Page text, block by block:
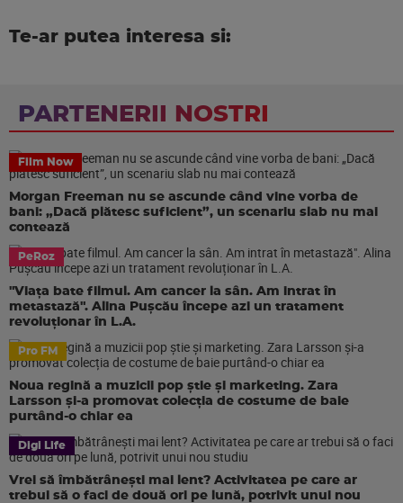
Te-ar putea interesa si:
PARTENERII NOSTRI
Film Now
Morgan Freeman nu se ascunde când vine vorba de
bani: „Dacă plătesc suficient”, un scenariu slab nu mai
contează
PeRoz
"Viața bate filmul. Am cancer la sân. Am intrat în
metastază". Alina Pușcău începe azi un tratament
revoluționar în L.A.
Pro FM
Noua regină a muzicii pop știe și marketing. Zara
Larsson și-a promovat colecția de costume de baie
purtând-o chiar ea
Digi Life
Vrei să îmbătrânești mai lent? Activitatea pe care ar
trebui să o faci de două ori pe lună, potrivit unui nou